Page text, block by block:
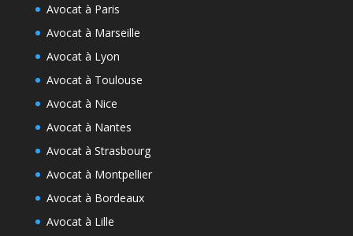
Avocat à Paris
Avocat à Marseille
Avocat à Lyon
Avocat à Toulouse
Avocat à Nice
Avocat à Nantes
Avocat à Strasbourg
Avocat à Montpellier
Avocat à Bordeaux
Avocat à Lille